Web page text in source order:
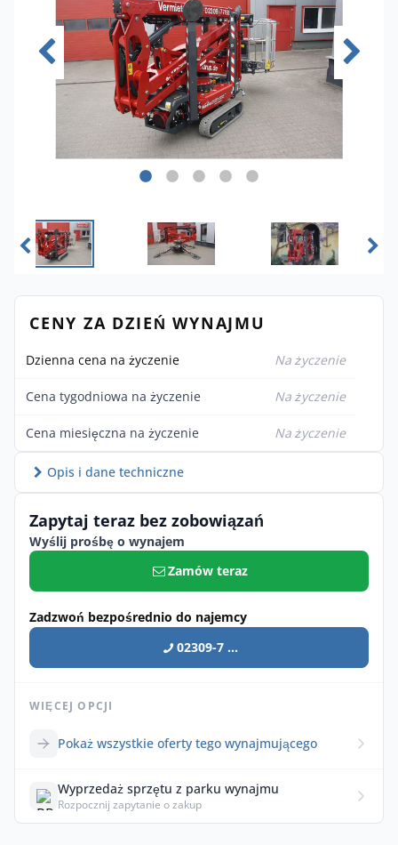
CENY ZA DZIEŃ WYNAJMU
Dzienna cena na życzenie Na życzenie
Cena tygodniowa na życzenie Na życzenie
Cena miesięczna na życzenie Na życzenie
Opis i dane techniczne
Zapytaj teraz bez zobowiązań
Wyślij prośbę o wynajem
Zamów teraz
Zadzwoń bezpośrednio do najemcy
02309-7 ...
WIĘCEJ OPCJI
Pokaż wszystkie oferty tego wynajmującego
Wyprzedaż sprzętu z parku wynajmu
Rozpocznij zapytanie o zakup